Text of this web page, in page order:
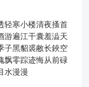
轻寒小楼清夜搔首
游遍江干囊羞澁天
子黑貂裘敝长鋏空
飘零踪迹悔从前碌
水漫漫